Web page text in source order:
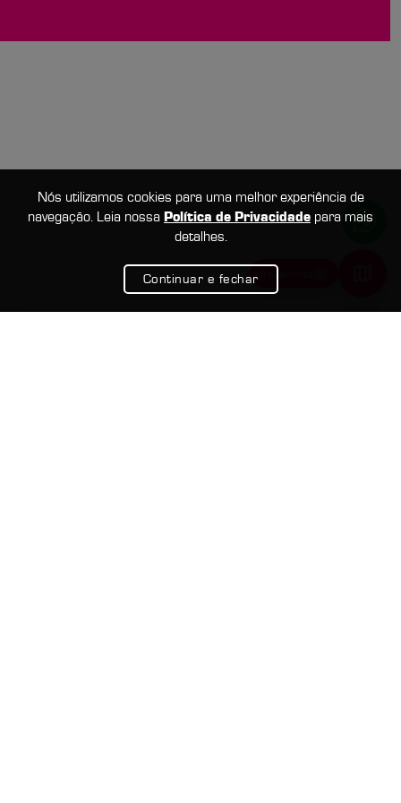
Nós utilizamos cookies para uma melhor experiência de
navegação. Leia nossa Política de Privacidade para mais
detalhes.
Continuar e fechar Traçar rota